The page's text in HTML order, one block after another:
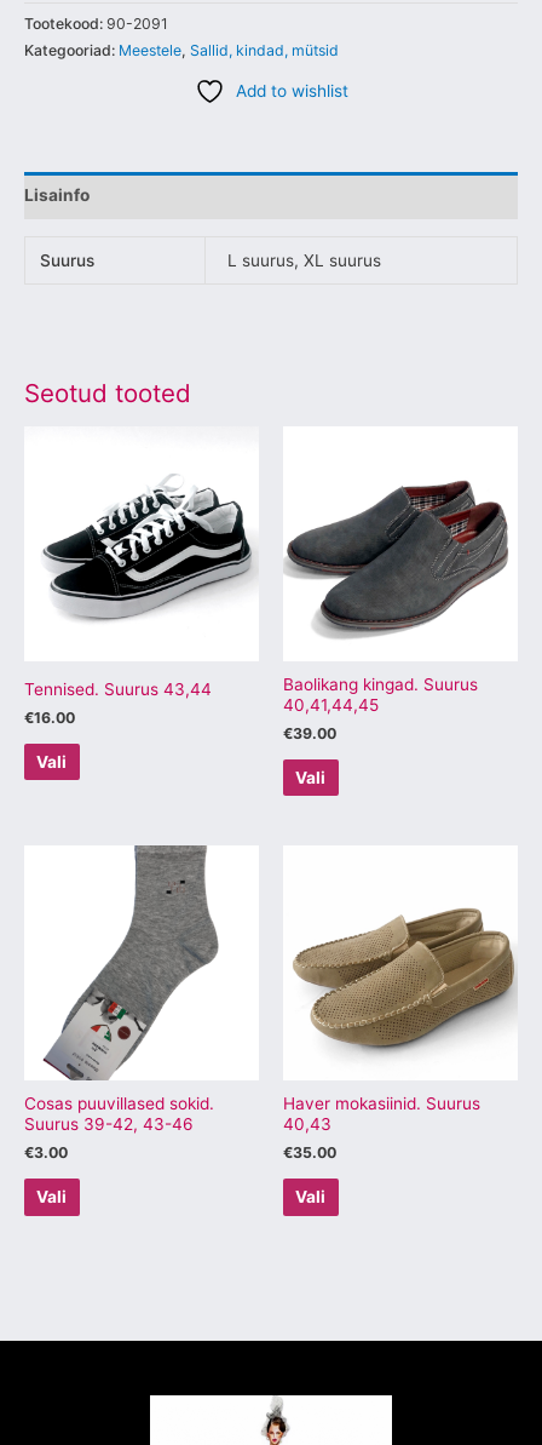
Tootekood: 90-2091
Kategooriad: Meestele, Sallid, kindad, mütsid
Add to wishlist
Lisainfo
Suurus L suurus, XL suurus
Seotud tooted
Tennised. Suurus 43,44
€16.00
Vali
mitu
varianti.
Valikuid
saab
tootelehel.
Baolikang kingad. Suurus
40,41,44,45
€39.00
Vali
mitu
varianti.
Valikuid
saab
tootelehel.
Cosas puuvillased sokid.
Suurus 39-42, 43-46
€3.00
Vali
varianti.
Valikuid
saab
teha
tootelehel.
Haver mokasiinid. Suurus
40,43
€35.00
Vali
mitu
varianti.
Valikuid
saab
tootelehel.